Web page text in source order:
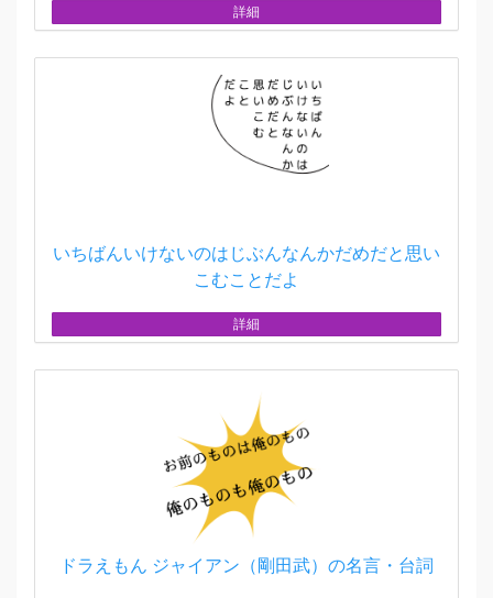
詳細
いちばんいけないのはじぶんなんかだめだと思い
こむことだよ
詳細
ドラえもん ジャイアン（剛田武）の名言・台詞